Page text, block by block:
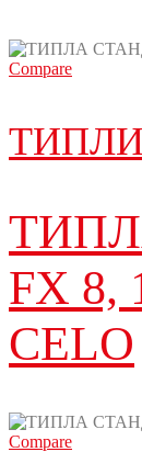
Compare
ТИПЛИ
FX 8,
CELO
Compare